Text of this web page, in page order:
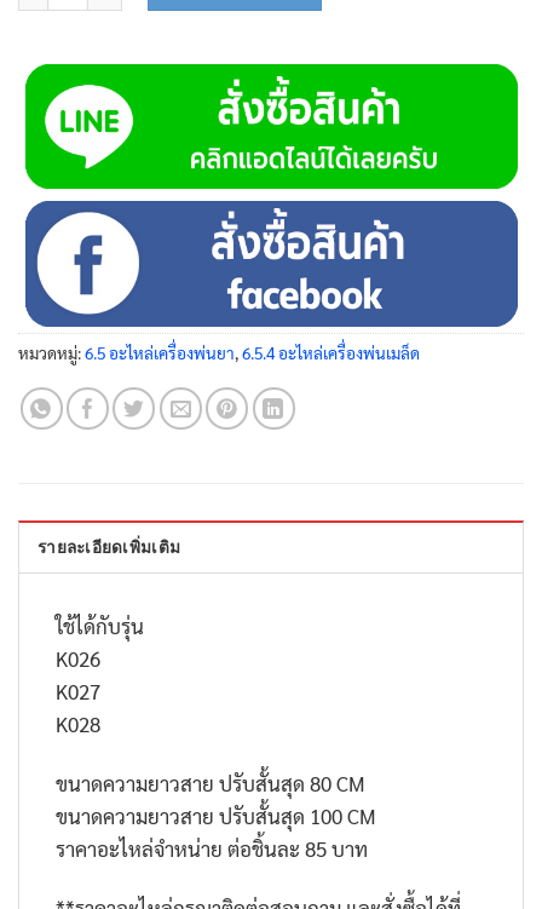
หมวดหมู่:6.5 อะไหล่เครื่องพ่นยา,6.5.4 อะไหล่เครื่องพ่นเมล็ด
รายละเอียดเพิ่มเติม
ใช้ได้กับรุ่น
K026
K027
K028
ขนาดความยาวสาย ปรับสั้นสุด 80 CM
ขนาดความยาวสาย ปรับสั้นสุด 100 CM
ราคาอะไหล่จำหน่าย ต่อชิ้นละ 85 บาท